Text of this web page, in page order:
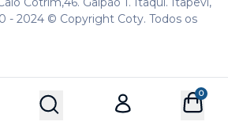
0
- 2024 © Copyright Coty. Todos os